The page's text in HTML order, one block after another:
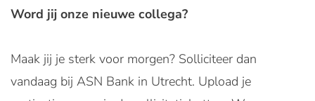
Word jij onze nieuwe collega?
Maak jij je sterk voor morgen? Solliciteer dan
vandaag bij ASN Bank in Utrecht. Upload je